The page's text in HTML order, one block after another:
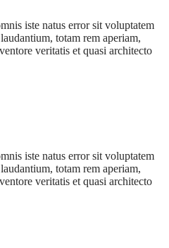
iste natus error sit voluptatem
totam rem aperiam,
veritatis et quasi architecto
iste natus error sit voluptatem
totam rem aperiam,
veritatis et quasi architecto